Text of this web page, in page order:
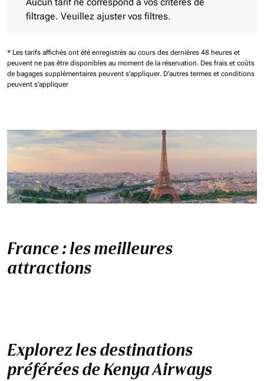
Aucun tarif ne correspond à vos critères de
filtrage. Veuillez ajuster vos filtres.
* Les tarifs affichés ont été enregistrés au cours des dernières 48 heures et
peuvent ne pas être disponibles au moment de la réservation. Des frais et coûts
de bagages supplémentaires peuvent s'appliquer. D'autres termes et conditions
peuvent s'appliquer
France : les meilleures
attractions
Explorez les destinations
préférées de Kenya Airways